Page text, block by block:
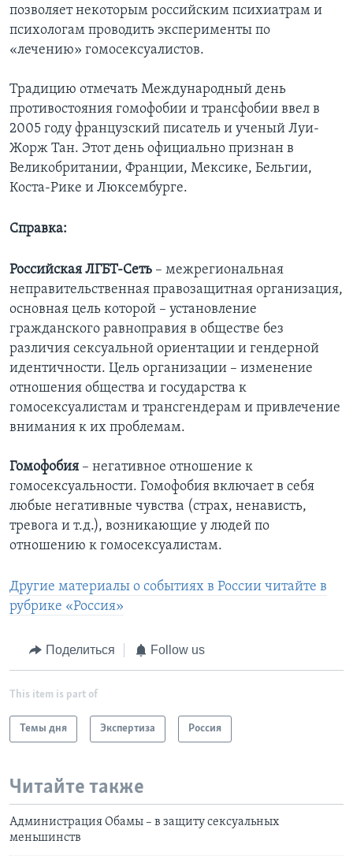
позволяет некоторым российским психиатрам и
психологам проводить эксперименты по
«лечению» гомосексуалистов.
Традицию отмечать Международный день
противостояния гомофобии и трансфобии ввел в
2005 году французский писатель и ученый Луи-
Жорж Тан. Этот день официально признан в
Великобритании, Франции, Мексике, Бельгии,
Коста-Рике и Люксембурге.
Справка:
Российская ЛГБТ-Сеть – межрегиональная
неправительственная правозащитная организация,
основная цель которой – установление
гражданского равноправия в обществе без
различия сексуальной ориентации и гендерной
идентичности. Цель организации – изменение
отношения общества и государства к
гомосексуалистам и трансгендерам и привлечение
внимания к их проблемам.
Гомофобия – негативное отношение к
гомосексуальности. Гомофобия включает в себя
любые негативные чувства (страх, ненависть,
тревога и т.д.), возникающие у людей по
отношению к гомосексуалистам.
Другие материалы о событиях в России читайте в
рубрике «Россия»
Поделиться Follow us
This item is part of
Темы дня Экспертиза Россия
Читайте также
Администрация Обамы – в защиту сексуальных
меньшинств